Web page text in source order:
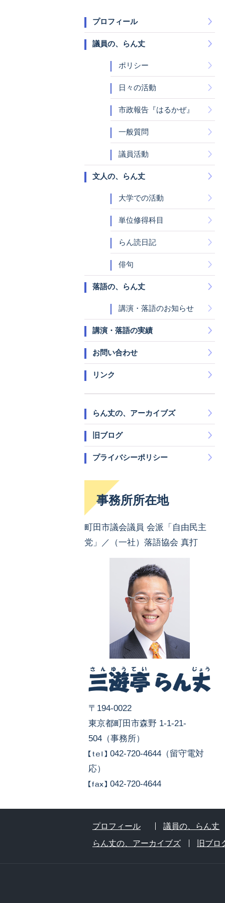
プロフィール
議員の、らん丈
ポリシー
日々の活動
市政報告『はるかぜ』
一般質問
議員活動
文人の、らん丈
大学での活動
単位修得科目
らん読日記
俳句
落語の、らん丈
講演・落語のお知らせ
講演・落語の実績
お問い合わせ
リンク
らん丈の、アーカイブズ
旧ブログ
プライバシーポリシー
事務所所在地
町田市議会議員 会派「自由民主
党」／（一社）落語協会 真打
〒194-0022
東京都町田市森野 1-1-21-
504（事務所）
042-720-4644（留守電対
応）
042-720-4644
プロフィール
議員の、らん丈
らん丈の、アーカイブズ
旧ブロ